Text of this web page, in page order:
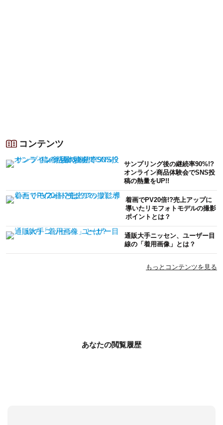
コンテンツ
サンプリング後の継続率90%!?
オンライン商品体験会でSNS投
稿の熱量をUP!!
着画でPV20倍!?売上アップに
導いたリモフォトモデルの撮影
ポイントとは？
通販大手ニッセン、ユーザー目
線の「着用画像」とは？
もっとコンテンツを見る
あなたの閲覧履歴